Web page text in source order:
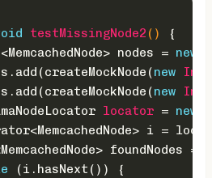
testMissingNode2 ()
{
nodes =
new
new
new
locator = new
i =
foundNodes =
(i.hasNext()) {